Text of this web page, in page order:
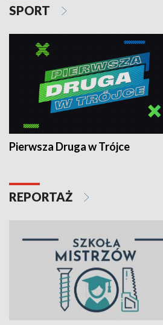
SPORT
Pierwsza Druga w Trójce
REPORTAŻ